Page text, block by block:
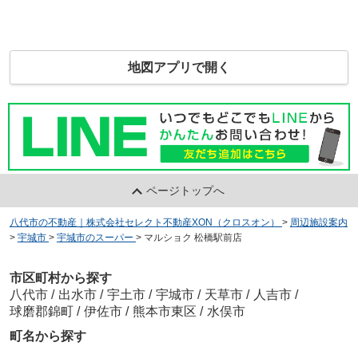
地図アプリで開く
ページトップへ
八代市の不動産｜株式会社セレクト不動産XON（クロスオン） > 周辺施設案内
> 宇城市 > 宇城市のスーパー > マルショク 松橋駅前店
市区町村から探す
八代市 / 出水市 / 宇土市 / 宇城市 / 天草市 / 人吉市 /
球磨郡錦町 / 伊佐市 / 熊本市東区 / 水俣市
町名から探す